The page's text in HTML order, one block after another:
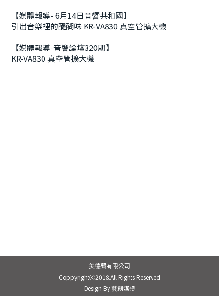
【媒體報導- 6月14日音響共和國】
引出音樂裡的醍醐味 KR-VA830 真空管擴大機
【媒體報導-音響論壇320期】
KR-VA830 真空管擴大機
美德聲有限公司
Coppyrightⓒ2018.All Rights Reserved
Design By 藝創媒體